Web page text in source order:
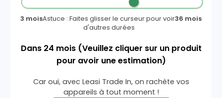
3 moisAstuce : Faites glisser le curseur pour voir
d'autres durées
36 mois
Dans 24 mois (Veuillez cliquer sur un produit
pour avoir une estimation)
Car oui, avec Leasi Trade In, on rachète vos
appareils à tout moment !